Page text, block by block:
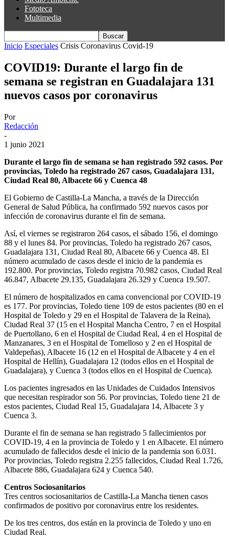
Fototeca
Multimedia
Inicio Especiales Crisis Coronavirus Covid-19
COVID19: Durante el largo fin de
semana se registran en Guadalajara 131
nuevos casos por coronavirus
Por
Redacción
-
1 junio 2021
Durante el largo fin de semana se han registrado 592 casos. Por
provincias, Toledo ha registrado 267 casos, Guadalajara 131,
Ciudad Real 80, Albacete 66 y Cuenca 48
El Gobierno de Castilla-La Mancha, a través de la Dirección
General de Salud Pública, ha confirmado 592 nuevos casos por
infección de coronavirus durante el fin de semana.
Así, el viernes se registraron 264 casos, el sábado 156, el domingo
88 y el lunes 84. Por provincias, Toledo ha registrado 267 casos,
Guadalajara 131, Ciudad Real 80, Albacete 66 y Cuenca 48. El
número acumulado de casos desde el inicio de la pandemia es
192.800. Por provincias, Toledo registra 70.982 casos, Ciudad Real
46.847, Albacete 29.135, Guadalajara 26.329 y Cuenca 19.507.
El número de hospitalizados en cama convencional por COVID-19
es 177. Por provincias, Toledo tiene 109 de estos pacientes (80 en el
Hospital de Toledo y 29 en el Hospital de Talavera de la Reina),
Ciudad Real 37 (15 en el Hospital Mancha Centro, 7 en el Hospital
de Puertollano, 6 en el Hospital de Ciudad Real, 4 en el Hospital de
Manzanares, 3 en el Hospital de Tomelloso y 2 en el Hospital de
Valdepeñas), Albacete 16 (12 en el Hospital de Albacete y 4 en el
Hospital de Hellín), Guadalajara 12 (todos ellos en el Hospital de
Guadalajara), y Cuenca 3 (todos ellos en el Hospital de Cuenca).
Los pacientes ingresados en las Unidades de Cuidados Intensivos
que necesitan respirador son 56. Por provincias, Toledo tiene 21 de
estos pacientes, Ciudad Real 15, Guadalajara 14, Albacete 3 y
Cuenca 3.
Durante el fin de semana se han registrado 5 fallecimientos por
COVID-19, 4 en la provincia de Toledo y 1 en Albacete. El número
acumulado de fallecidos desde el inicio de la pandemia son 6.031.
Por provincias, Toledo registra 2.255 fallecidos, Ciudad Real 1.726,
Albacete 886, Guadalajara 624 y Cuenca 540.
Centros Sociosanitarios
Tres centros sociosanitarios de Castilla-La Mancha tienen casos
confirmados de positivo por coronavirus entre los residentes.
De los tres centros, dos están en la provincia de Toledo y uno en
Ciudad Real.